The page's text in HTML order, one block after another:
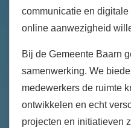
communicatie en
online aanwezigheid
Bij de Gemeente Baarn
samenwerking. We
medewerkers de ruimte
ontwikkelen en echt
projecten en initiatieven